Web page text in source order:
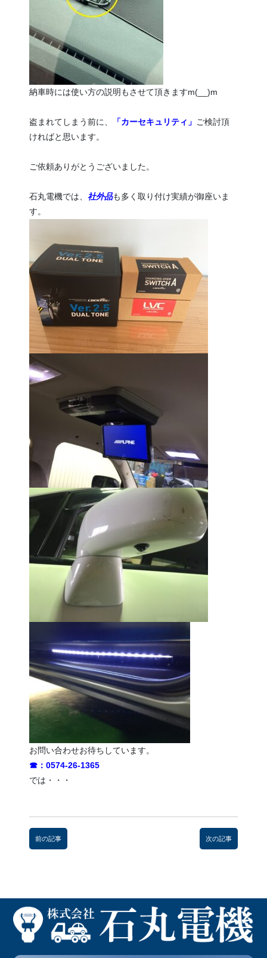
納車時には使い方の説明もさせて頂きますm(__)m
盗まれてしまう前に、 「カーセキュリティ」 ご検討頂
ければと思います。
ご依頼ありがとうございました。
石丸電機では、社外品も多く取り付け実績が御座いま
す。
お問い合わせお待ちしています。
☎：0574-26-1365
では・・・
前
後
へ
の
前の記事 次の記事